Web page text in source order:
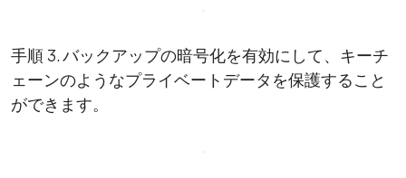
手順 3. バックアップの暗号化を有効にして、キーチ
ェーンのようなプライベートデータを保護すること
ができます。